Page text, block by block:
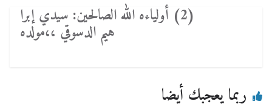
(2) أولياءه الله الصالحين: سيدي إبرا
هيم الدسوقي ،،مولده
ربما يعجبك أيضا